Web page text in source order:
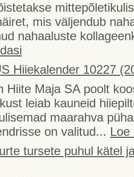
mis väljendub
nahaaluste
Hiiekalender 10227
Hiite Maja SA poolt
leiab kauneid
maarahva
on valitud... Loe
tursete puhul kätel